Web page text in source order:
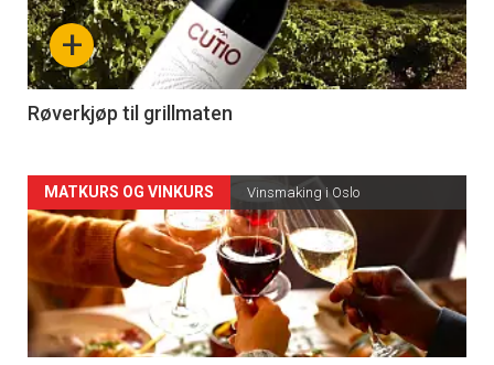
nå
-
4
+
Røverkjøp til grillmaten
Forsiden
akkurat
nå
-
MATKURS OG VINKURS Vinsmaking i Oslo